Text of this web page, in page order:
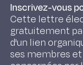
Inscrivez-vous
Cette lettre
gratuitement
d'un lien
ses membres